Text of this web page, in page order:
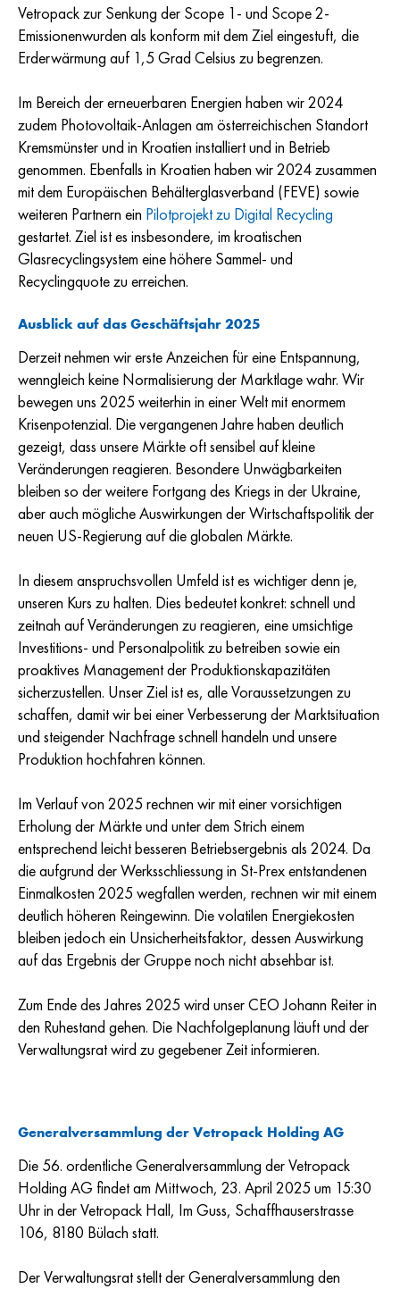
Vetropack zur Senkung der Scope 1- und Scope 2-
Emissionenwurden als konform mit dem Ziel eingestuft, die
Erderwärmung auf 1,5 Grad Celsius zu begrenzen.
Im Bereich der erneuerbaren Energien haben wir 2024
zudem Photovoltaik-Anlagen am österreichischen Standort
Kremsmünster und in Kroatien installiert und in Betrieb
genommen. Ebenfalls in Kroatien haben wir 2024 zusammen
mit dem Europäischen Behälterglasverband (FEVE) sowie
weiteren Partnern ein Pilotprojekt zu Digital Recycling
gestartet. Ziel ist es insbesondere, im kroatischen
Glasrecyclingsystem eine höhere Sammel- und
Recyclingquote zu erreichen.
Ausblick auf das Geschäftsjahr 2025
Derzeit nehmen wir erste Anzeichen für eine Entspannung,
wenngleich keine Normalisierung der Marktlage wahr. Wir
bewegen uns 2025 weiterhin in einer Welt mit enormem
Krisenpotenzial. Die vergangenen Jahre haben deutlich
gezeigt, dass unsere Märkte oft sensibel auf kleine
Veränderungen reagieren. Besondere Unwägbarkeiten
bleiben so der weitere Fortgang des Kriegs in der Ukraine,
aber auch mögliche Auswirkungen der Wirtschaftspolitik der
neuen US-Regierung auf die globalen Märkte.
In diesem anspruchsvollen Umfeld ist es wichtiger denn je,
unseren Kurs zu halten. Dies bedeutet konkret: schnell und
zeitnah auf Veränderungen zu reagieren, eine umsichtige
Investitions- und Personalpolitik zu betreiben sowie ein
proaktives Management der Produktionskapazitäten
sicherzustellen. Unser Ziel ist es, alle Voraussetzungen zu
schaffen, damit wir bei einer Verbesserung der Marktsituation
und steigender Nachfrage schnell handeln und unsere
Produktion hochfahren können.
Im Verlauf von 2025 rechnen wir mit einer vorsichtigen
Erholung der Märkte und unter dem Strich einem
entsprechend leicht besseren Betriebsergebnis als 2024. Da
die aufgrund der Werksschliessung in St-Prex entstandenen
Einmalkosten 2025 wegfallen werden, rechnen wir mit einem
deutlich höheren Reingewinn. Die volatilen Energiekosten
bleiben jedoch ein Unsicherheitsfaktor, dessen Auswirkung
auf das Ergebnis der Gruppe noch nicht absehbar ist.
Zum Ende des Jahres 2025 wird unser CEO Johann Reiter in
den Ruhestand gehen. Die Nachfolgeplanung läuft und der
Verwaltungsrat wird zu gegebener Zeit informieren.
Generalversammlung der Vetropack Holding AG
Die 56. ordentliche Generalversammlung der Vetropack
Holding AG findet am Mittwoch, 23. April 2025 um 15:30
Uhr in der Vetropack Hall, Im Guss, Schaffhauserstrasse
106, 8180 Bülach statt.
Der Verwaltungsrat stellt der Generalversammlung den